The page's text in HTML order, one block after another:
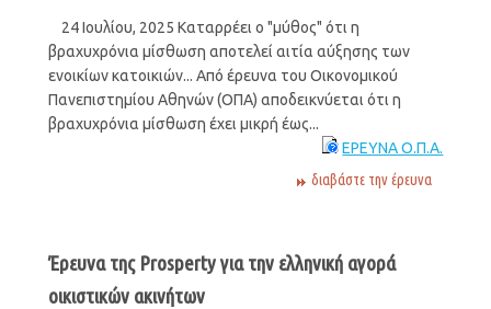
24 Ιουλίου, 2025 Καταρρέει ο "μύθος" ότι η
βραχυχρόνια μίσθωση αποτελεί αιτία αύξησης των
ενοικίων κατοικιών... Από έρευνα του Οικονομικού
Πανεπιστημίου Αθηνών (ΟΠΑ) αποδεικνύεται ότι η
βραχυχρόνια μίσθωση έχει μικρή έως...
ΕΡΕΥΝΑ Ο.Π.Α.
διαβάστε την έρευνα
Έρευνα της Prosperty για την ελληνική αγορά
οικιστικών ακινήτων